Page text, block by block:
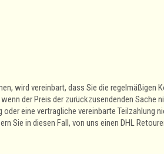
wird vereinbart, dass Sie die regelmäßigen
der Preis der zurückzusendenden Sache
eine vertragliche vereinbarte Teilzahlung
Sie in diesen Fall, von uns einen DHL